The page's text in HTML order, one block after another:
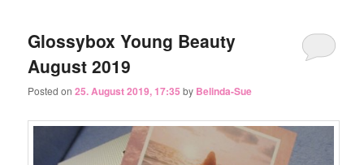
Glossybox Young Beauty
August 2019
Posted on25. August 2019, 17:35 by Belinda-Sue